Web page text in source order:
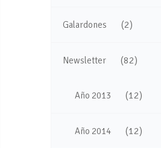
Galardones (2)
Newsletter (82)
Año 2013 (12)
Año 2014 (12)